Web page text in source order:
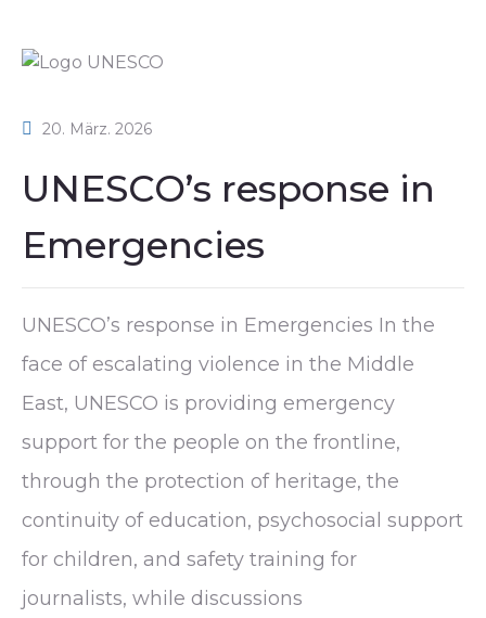
20. März. 2026
UNESCO’s response in
Emergencies
UNESCO’s response in Emergencies In the
face of escalating violence in the Middle
East, UNESCO is providing emergency
support for the people on the frontline,
through the protection of heritage, the
continuity of education, psychosocial support
for children, and safety training for
journalists, while discussions